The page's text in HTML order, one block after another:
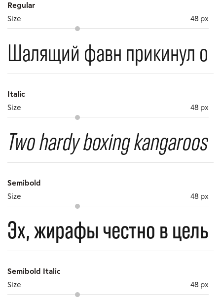
Regular
Size
48 px
Шалящий фавн прикинул
Italic
Size
48 px
Two hardy boxing
Semibold
Size
48 px
Эх, жирафы честно в цель
Semibold Italic
Size
48 px